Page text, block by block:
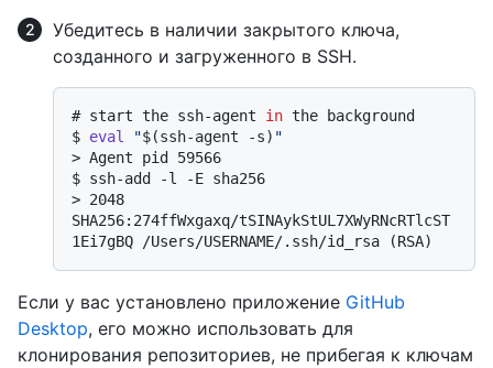
Убедитесь в наличии закрытого ключа,
созданного и загруженного в SSH.
# start the ssh-agent in the background
$ eval "$(ssh-agent -s) "
> Agent pid 59566
$ ssh-add -l -E sha256
> 2048
SHA256:274ffWxgaxq/tSINAykStUL7XWyRNcRTlcST
1Ei7gBQ /Users/USERNAME/.ssh/id_rsa (RSA)
Если у вас установлено приложение GitHub
Desktop, его можно использовать для
клонирования репозиториев, не прибегая к ключам